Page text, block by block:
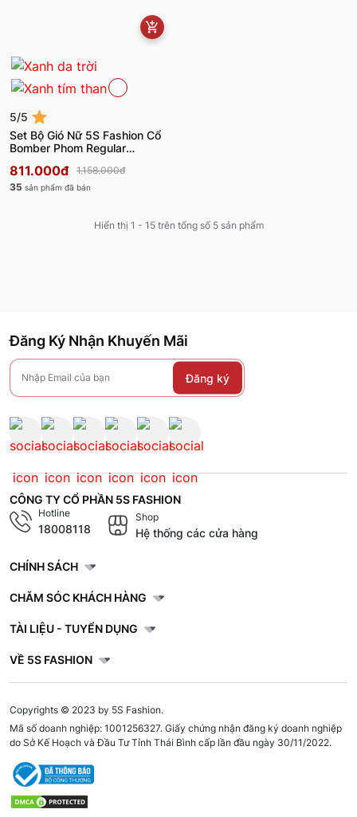
5/5
Set Bộ Gió Nữ 5S Fashion Cổ
Bomber Phom Regular
811.000đ
1.158.000đ
35 sản phẩm đã bán
Hiển thị 1 - 15 trên tổng số 5 sản phẩm
Đăng Ký Nhận Khuyến Mãi
Đăng ký
CÔNG TY CỔ PHẦN 5S FASHION
Hotline
18008118
Shop
Hệ thống các cửa hàng
CHÍNH SÁCH
CHĂM SÓC KHÁCH HÀNG
TÀI LIỆU - TUYỂN DỤNG
VỀ 5S FASHION
Copyrights © 2023 by 5S Fashion.
Mã số doanh nghiệp: 1001256327. Giấy chứng nhận đăng ký doanh nghiệp
do Sở Kế Hoạch và Đầu Tư Tỉnh Thái Bình cấp lần đầu ngày 30/11/2022.